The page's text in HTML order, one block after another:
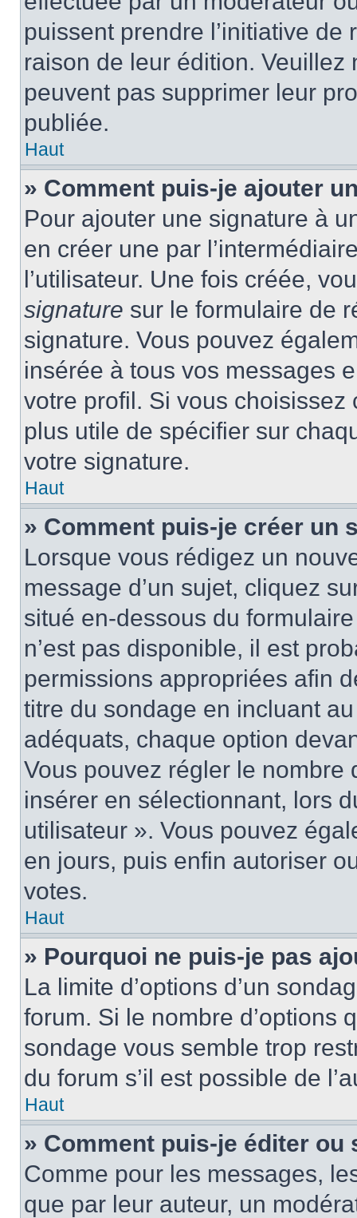
puissent prendre l’initiative
raison de leur édition.
peuvent pas supprimer leur
publiée.
Haut
» Comment puis-je ajouter
Pour ajouter une signature à
en créer une par
l’utilisateur. Une fois créée,
signature sur le formulaire de
signature. Vous pouvez
insérée à tous vos messages
votre profil. Si vous
plus utile de spécifier sur
votre signature.
Haut
» Comment puis-je créer un
Lorsque vous rédigez un
message d’un sujet, cliquez
situé en-dessous du
n’est pas disponible, il est
permissions appropriées afin
titre du sondage en incluant
adéquats, chaque option
Vous pouvez régler le nombre
insérer en sélectionnant, lors
utilisateur ». Vous pouvez
en jours, puis enfin autoriser
votes.
Haut
» Pourquoi ne puis-je pas
La limite d’options d’un
forum. Si le nombre d’options
sondage vous semble trop
du forum s’il est possible de
Haut
» Comment puis-je éditer ou
Comme pour les messages,
que par leur auteur, un